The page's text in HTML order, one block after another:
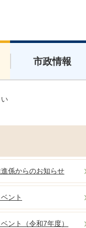
市政情報
係からのお知らせ
ント
ント（令和7年度）